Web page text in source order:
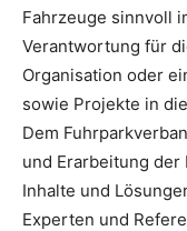
Fahrzeuge sinnvoll
Verantwortung für
Organisation oder
sowie Projekte in
Dem
und Erarbeitung
Inhalte und
Experten und